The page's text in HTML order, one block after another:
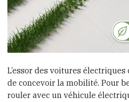
L’essor des voitures
de concevoir la mobilité. Pour
rouler avec un véhicule